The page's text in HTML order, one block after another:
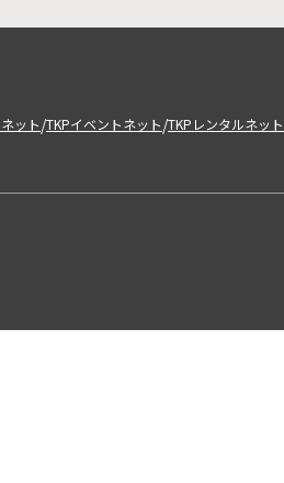
ット/TKPイベントネット/TKPレンタルネット